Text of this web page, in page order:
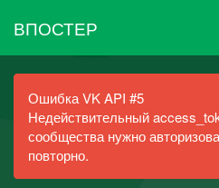
ВПОСТЕР
Ошибка VK API #5
Недействительный
сообщества нужно
повторно.